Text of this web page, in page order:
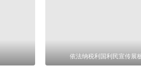
依法纳税利国利民宣传展